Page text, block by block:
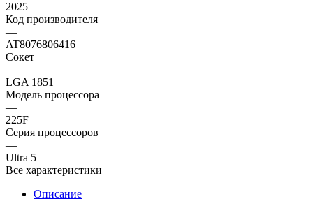
2025
Код производителя
—
AT8076806416
Сокет
—
LGA 1851
Модель процессора
—
225F
Серия процессоров
—
Ultra 5
Все характеристики
Описание